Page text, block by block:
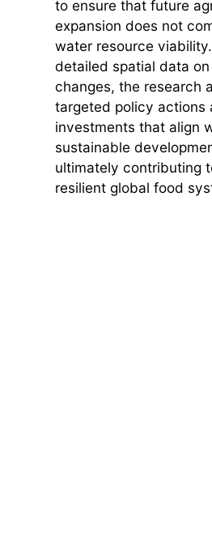
to ensure that future
expansion does not
water resource
detailed spatial data
changes, the research
targeted policy actions
investments that align
sustainable
ultimately contributing
resilient global food